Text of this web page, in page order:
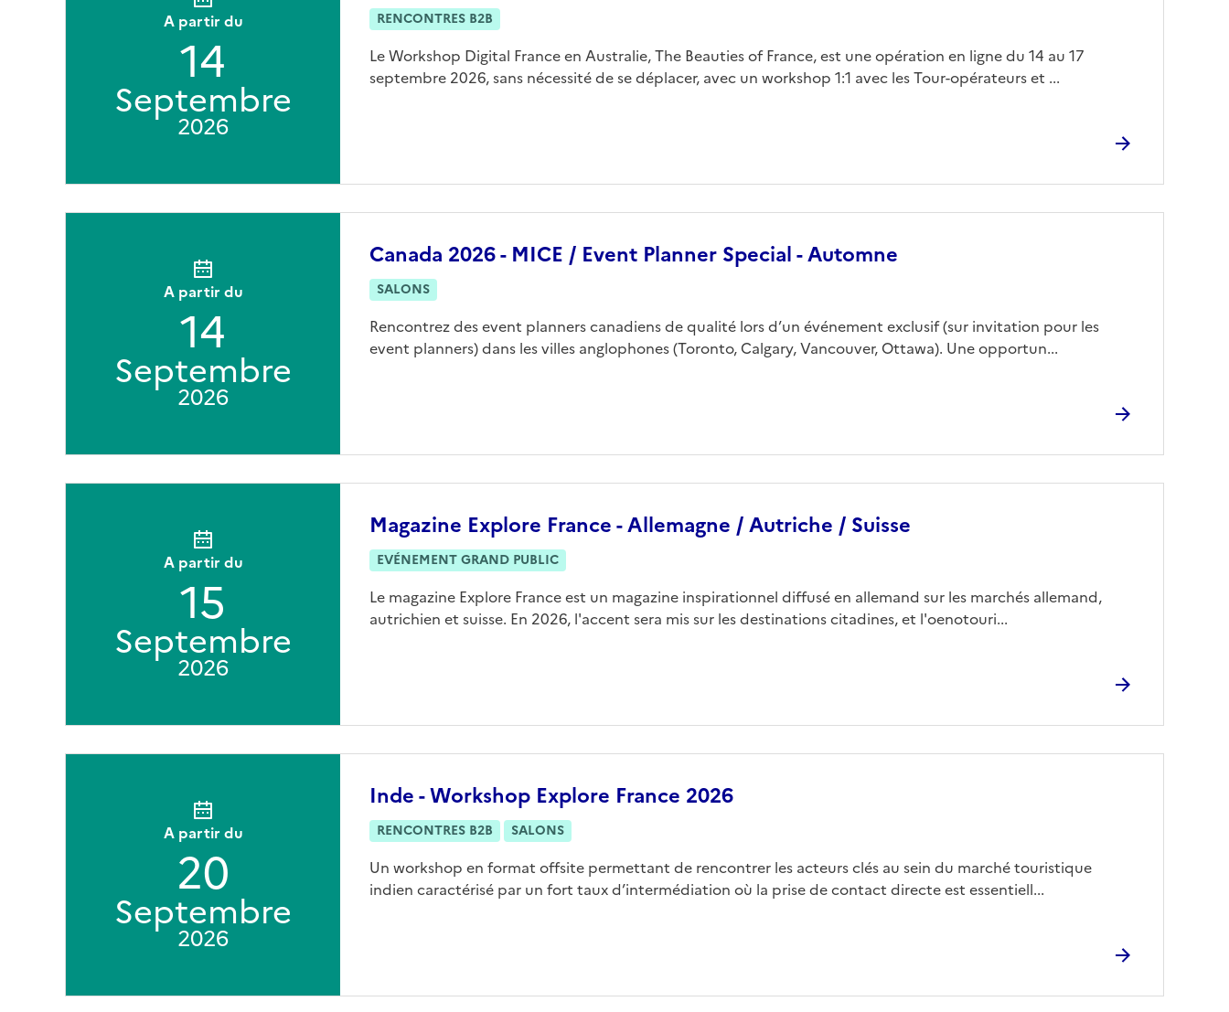
RENCONTRES B2B
Le Workshop Digital France en Australie, The Beauties of France, est une opération en ligne du 14 au 17
septembre 2026, sans nécessité de se déplacer, avec un workshop 1:1 avec les Tour-opérateurs et ...
A partir du
14
Septembre
2026
Canada 2026 - MICE / Event Planner Special - Automne
SALONS
Rencontrez des event planners canadiens de qualité lors d’un événement exclusif (sur invitation pour les
event planners) dans les villes anglophones (Toronto, Calgary, Vancouver, Ottawa). Une opportun...
A partir du
14
Septembre
2026
Magazine Explore France - Allemagne / Autriche / Suisse
EVÉNEMENT GRAND PUBLIC
Le magazine Explore France est un magazine inspirationnel diffusé en allemand sur les marchés allemand,
autrichien et suisse. En 2026, l'accent sera mis sur les destinations citadines, et l'oenotouri...
A partir du
15
Septembre
2026
Inde - Workshop Explore France 2026
RENCONTRES B2B SALONS
Un workshop en format offsite permettant de rencontrer les acteurs clés au sein du marché touristique
indien caractérisé par un fort taux d’intermédiation où la prise de contact directe est essentiell...
A partir du
20
Septembre
2026